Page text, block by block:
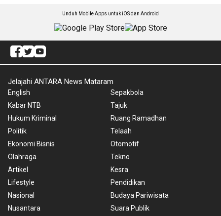
Unduh Mobile Apps untuk iOS dan Android
Jelajahi ANTARA News Mataram
English
Kabar NTB
Hukum Kriminal
Politik
Ekonomi Bisnis
Olahraga
Artikel
Lifestyle
Nasional
Nusantara
Sepakbola
Tajuk
Ruang Ramadhan
Telaah
Otomotif
Tekno
Kesra
Pendidikan
Budaya Pariwisata
Suara Publik